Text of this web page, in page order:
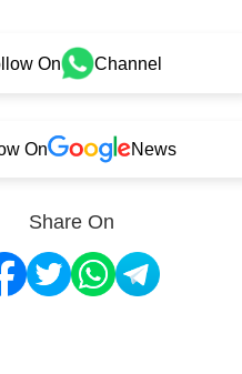
On Channel
On News
Share On